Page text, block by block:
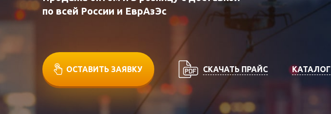
по всей России и ЕврАзЭс
ОСТАВИТЬ ЗАЯВКУ СКАЧАТЬ ПРАЙС КАТАЛОГ